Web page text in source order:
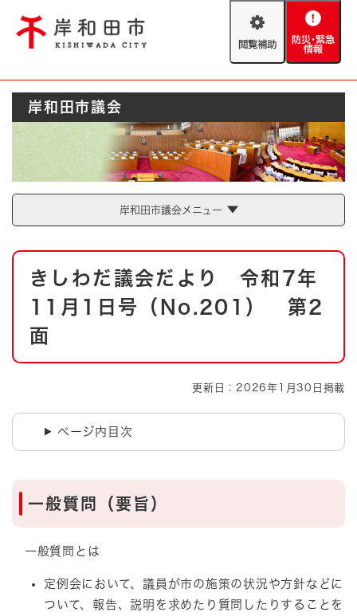
閲
助
防
緊
情
報
Foreign language
やさしい日本語
とじる
防災・緊急情報
ハザードマップ AED設置箇所
とじる
岸和田市議会
岸和田市議会メニュー
本
きしわだ議会だより 令和7年
11月1日号（No.201） 第2
面
更新日：2026年1月30日掲載
ページ内目次
一般質問（要旨）
一般質問とは
定例会において、議員が市の施策の状況や方針などに
ついて、報告、説明を求めたり質問したりすることを